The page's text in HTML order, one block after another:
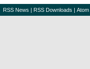
RSS News | RSS Downloads |